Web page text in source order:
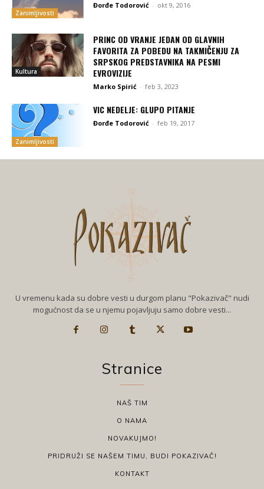
Zanimljivosti
Đorđe Todorović - okt 9, 2016
Kultura
PRINC OD VRANJE JEDAN OD GLAVNIH
FAVORITA ZA POBEDU NA TAKMIČENJU ZA
SRPSKOG PREDSTAVNIKA NA PESMI
EVROVIZIJE
Marko Spirić - feb 3, 2023
Zanimljivosti
VIC NEDELJE: GLUPO PITANJE
Đorđe Todorović - feb 19, 2017
U vremenu kada su dobre vesti u durgom planu "Pokazivač" nudi
mogućnost da se u njemu pojavljuju samo dobre vesti...
Stranice
NAŠ TIM
O NAMA
NOVAKUJMO!
PRIDRUŽI SE NAŠEM TIMU, BUDI POKAZIVAČ!
KONTAKT